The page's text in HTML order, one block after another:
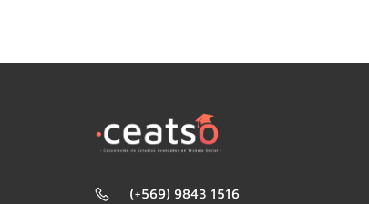
(+569) 9843 1516